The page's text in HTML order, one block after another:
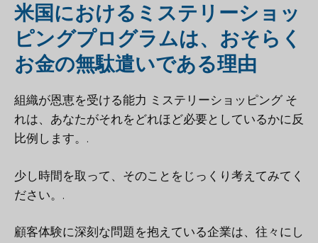
米国におけるミステリーショッ
ピングプログラムは、おそらく
お金の無駄遣いである理由
組織が恩恵を受ける能力 ミステリーショッピング そ
れは、あなたがそれをどれほど必要としているかに反
比例します。.
少し時間を取って、そのことをじっくり考えてみてく
ださい。.
顧客体験に深刻な問題を抱えている企業は、往々にし